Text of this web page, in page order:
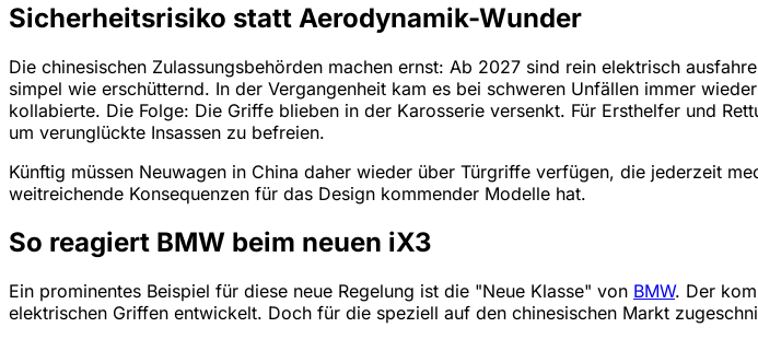
Sicherheitsrisiko statt Aerodynamik-Wunder
Die chinesischen Zulassungsbehörden machen ernst: Ab 2027 sind rein elektrisch
simpel wie erschütternd. In der Vergangenheit kam es bei schweren Unfällen immer
kollabierte. Die Folge: Die Griffe blieben in der Karosserie versenkt. Für Ersthelfer und
um verunglückte Insassen zu befreien.
Künftig müssen Neuwagen in China daher wieder über Türgriffe verfügen, die jederzeit
weitreichende Konsequenzen für das Design kommender Modelle hat.
So reagiert BMW beim neuen iX3
Ein prominentes Beispiel für diese neue Regelung ist die "Neue Klasse" von BMW. Der
elektrischen Griffen entwickelt. Doch für die speziell auf den chinesischen Markt